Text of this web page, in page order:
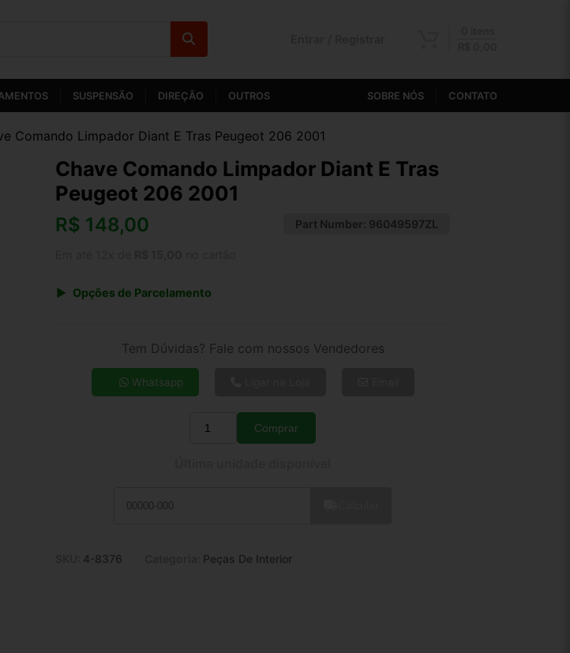
SUSPENSÃO DIREÇÃO OUTROS SOBRE NÓS CONTATO
Comando Limpador Diant E Tras Peugeot 206 2001
Chave Comando Limpador Diant E Tras
Peugeot 206 2001
R$ 148,00 Part Number: 96049597ZL
Opções de Parcelamento
7x de R$ 24,26
9x de R$ 19,35
Tem Dúvidas? Fale com nossos Vendedores
Whatsapp
Quantidade
Comprar
4-8376 Peças De Interior